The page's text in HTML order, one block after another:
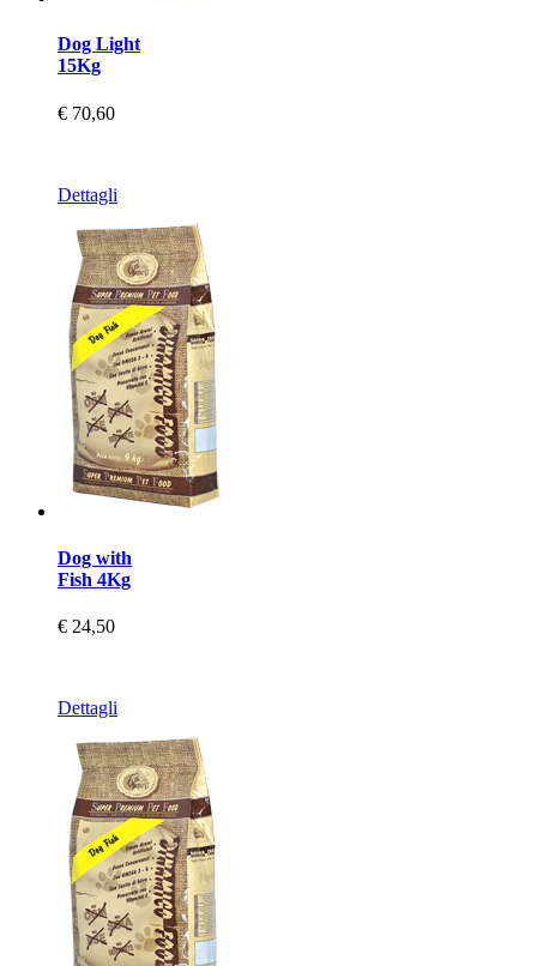
Dog Light
15Kg
€ 70,60
Dettagli
Dog with
Fish 4Kg
€ 24,50
Dettagli